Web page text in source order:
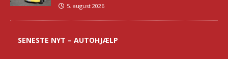
5. august 2026
SENESTE NYT – AUTOHJÆLP